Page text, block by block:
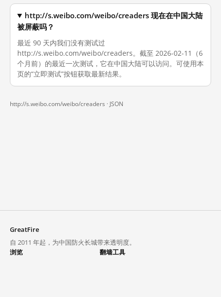
http://s.weibo.com/weibo/creaders 现在在中国大陆
被屏蔽吗？
最近 90 天内我们没有测试过
http://s.weibo.com/weibo/creaders。截至 2026-02-11（6
个月前）的最近一次测试，它在中国大陆可以访问。可使用本
页的“立即测试”按钮获取最新结果。
http://s.weibo.com/weibo/creaders · JSON
GreatFire
自 2011 年起，为中国防火长城带来透明度。
浏览
翻墙工具